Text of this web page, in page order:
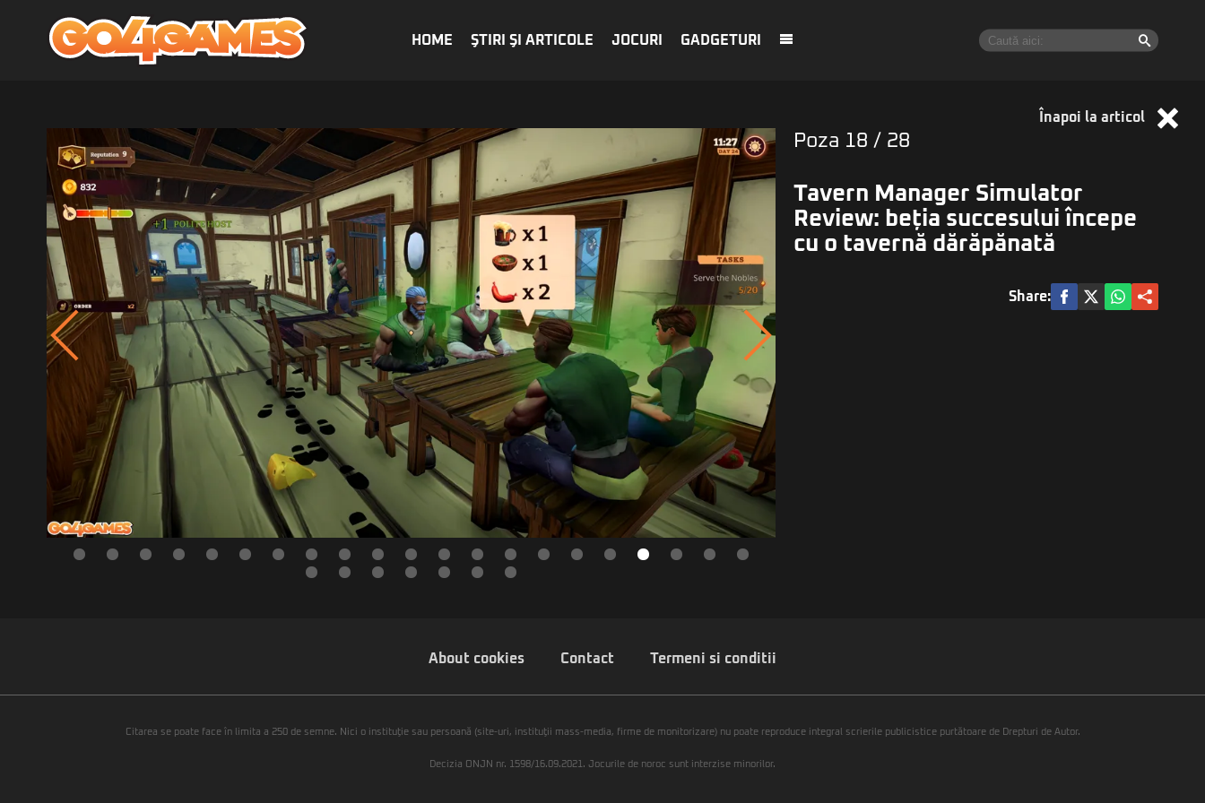
HOME ŞTIRI ŞI ARTICOLE JOCURI GADGETURI
Înapoi la articol
Poza 18 / 28
Tavern Manager Simulator
Review: beția succesului începe
cu o tavernă dărăpănată
Share:
About cookies Contact Termeni si conditii
Citarea se poate face în limita a 250 de semne. Nici o instituţie sau persoană (site-uri, instituţii mass-media, firme de monitorizare) nu poate reproduce integral scrierile publicistice purtătoare de Drepturi de Autor.
Decizia ONJN nr. 1598/16.09.2021. Jocurile de noroc sunt interzise minorilor.